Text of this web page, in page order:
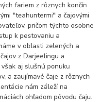
fariem z rôznych končín
"teahuntermi" a čajovými
pričom týchto osobne
k pestovaniu a
v oblasti zelených a
z Darjeelingu a
aj slušnú ponuku
a zaujímavé čaje z rôznych
nám záleží na
ohľadom pôvodu čaju.